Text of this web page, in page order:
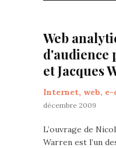
Web
d'audience
et Jacques
Internet, web, e-
décembre 2009
L’ouvrage de
Warren est l’un